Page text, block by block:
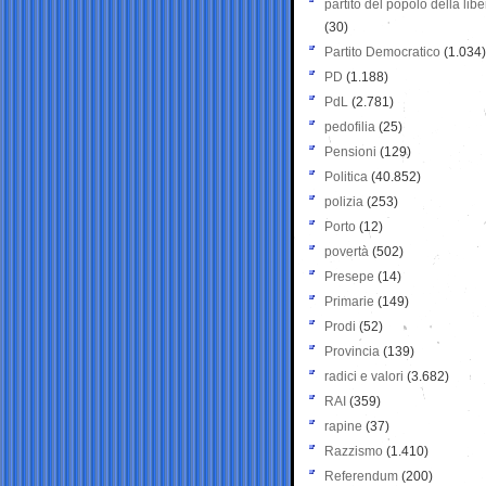
partito del popolo della
(30)
Partito Democratico (1.034)
PD (1.188)
PdL (2.781)
pedofilia (25)
Pensioni (129)
Politica (40.852)
polizia (253)
Porto (12)
povertà (502)
Presepe (14)
Primarie (149)
Prodi (52)
Provincia (139)
radici e valori (3.682)
RAI (359)
rapine (37)
Razzismo (1.410)
Referendum (200)